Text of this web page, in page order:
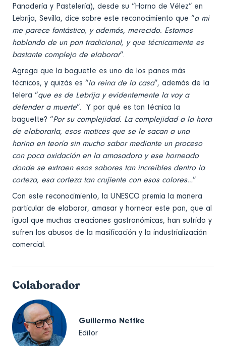
Panadería y Pastelería), desde su “Horno de Vélez” en
Lebrija, Sevilla, dice sobre este reconocimiento que “a mi
me parece fantástico, y además, merecido. Estamos
hablando de un pan tradicional, y que técnicamente es
bastante complejo de elaborar”.
Agrega que la baguette es uno de los panes más
técnicos, y quizás es “la reina de la casa”, además de la
telera “que es de Lebrija y evidentemente la voy a
defender a muerte”. Y por qué es tan técnica la
baguette? “Por su complejidad. La complejidad a la hora
de elaborarla, esos matices que se le sacan a una
harina en teoría sin mucho sabor mediante un proceso
con poca oxidación en la amasadora y ese horneado
donde se extraen esos sabores tan increíbles dentro la
corteza, esa corteza tan crujiente con esos colores…”
Con este reconocimiento, la UNESCO premia la manera
particular de elaborar, amasar y hornear este pan, que al
igual que muchas creaciones gastronómicas, han sufrido y
sufren los abusos de la masificación y la industrialización
comercial.
Colaborador
Guillermo Neffke
Editor